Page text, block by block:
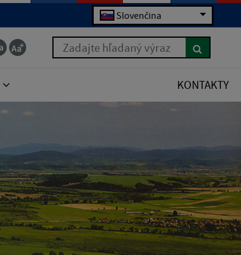
Slovenčina
Zadajte hľadaný výraz
KONTAKTY